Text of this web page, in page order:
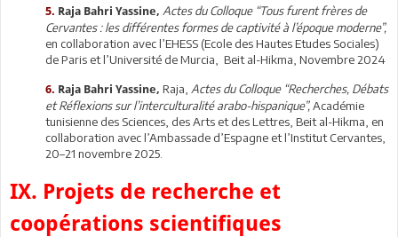
5. Raja Bahri Yassine, Actes du Colloque “Tous furent frères de
Cervantes : les différentes formes de captivité à l’époque moderne”,
en collaboration avec l’EHESS (Ecole des Hautes Etudes Sociales)
de Paris et l’Université de Murcia, Beit al-Hikma, Novembre 2024
6. Raja Bahri Yassine, Raja, Actes du Colloque “Recherches, Débats
et Réflexions sur l’interculturalité arabo-hispanique”,Académie
tunisienne des Sciences, des Arts et des Lettres, Beit al-Hikma, en
collaboration avec l’Ambassade d’Espagne et l’Institut Cervantes,
20–21 novembre 2025.
IX. Projets de recherche et
coopérations scientifiques